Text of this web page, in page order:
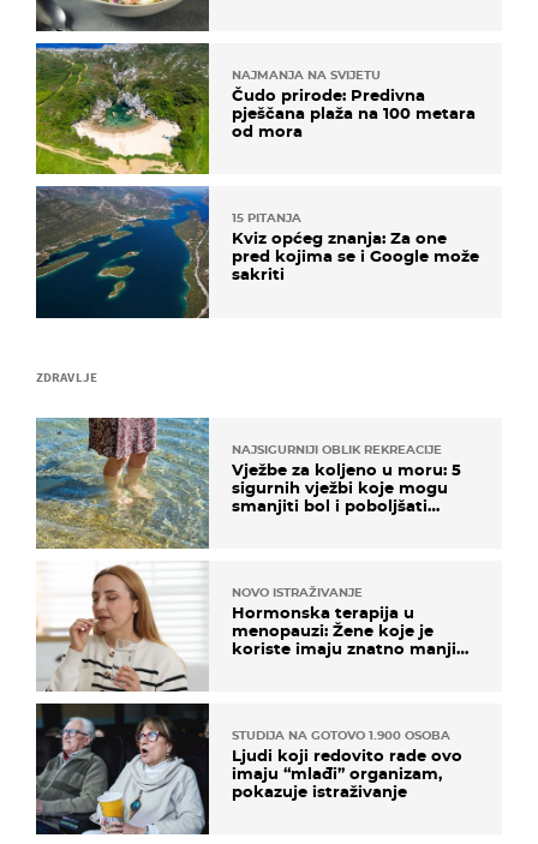
ZDRAVLJE
NAJSIGURNIJI OBLIK REKREACIJE
Vježbe za koljeno u moru: 5
sigurnih vježbi koje mogu
smanjiti bol i poboljšati
NOVO ISTRAŽIVANJE
Hormonska terapija u
menopauzi: Žene koje je
koriste imaju znatno manji
STUDIJA NA GOTOVO 1.900 OSOBA
Ljudi koji redovito rade ovo
imaju “mlađi” organizam,
pokazuje istraživanje
NAJMANJA NA SVIJETU
Čudo prirode: Predivna
pješčana plaža na 100 metara
od mora
15 PITANJA
Kviz općeg znanja: Za one
pred kojima se i Google može
sakriti